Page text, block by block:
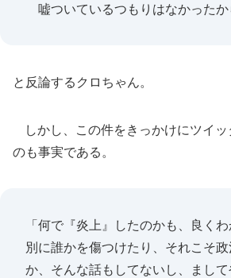
嘘ついているつもりはなかったか
と反論するクロちゃん。
しかし、この件をきっかけにツイッ
のも事実である。
「何で『炎上』したのかも、良くわ
別に誰かを傷つけたり、それこそ
か、そんな話もしてないし、まし